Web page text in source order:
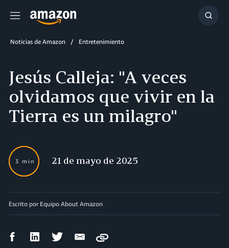
Menú
Noticias de Amazon Entretenimiento
Jesús Calleja: "A veces
olvidamos que vivir en la
Tierra es un milagro"
3 min 21 de mayo de 2025
Escrito por Equipo About Amazon
CompartirCompartirCompartirCompartir
Copy